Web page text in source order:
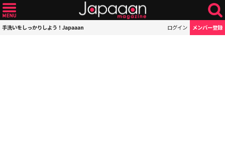
手洗いをしっかりしよう！Japaaan ログイン メンバー登録